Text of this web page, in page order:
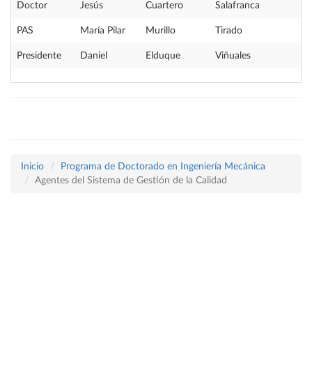
Doctor Jesús Cuartero Salafranca
PAS María Pilar Murillo Tirado
Presidente Daniel Elduque Viñuales
Inicio
Programa de Doctorado en Ingeniería Mecánica
Agentes del Sistema de Gestión de la Calidad